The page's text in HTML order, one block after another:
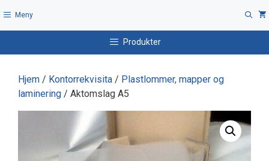
til
Meny
Produkter
Hjem / Kontorrekvisita / Plastlommer, mapper og
laminering / Aktomslag A5